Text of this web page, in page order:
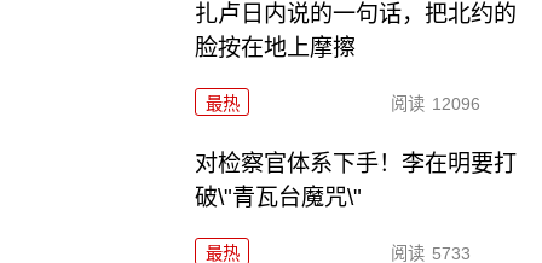
扎卢日内说的一句话，把北约的
脸按在地上摩擦
最热 阅读 12096
对检察官体系下手！李在明要打
破\"青瓦台魔咒\"
最热 阅读 5733